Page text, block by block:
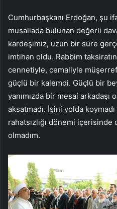
Cumhurbaşkanı Erdoğan, şu
musallada bulunan değerli
kardeşimiz, uzun bir süre
imtihan oldu. Rabbim
cennetiyle, cemaliyle
güçlü bir kalemdi. Güçlü bir
yanımızda bir mesai
aksatmadı. İşini yolda
rahatsızlığı dönemi içerisinde
olmadım.